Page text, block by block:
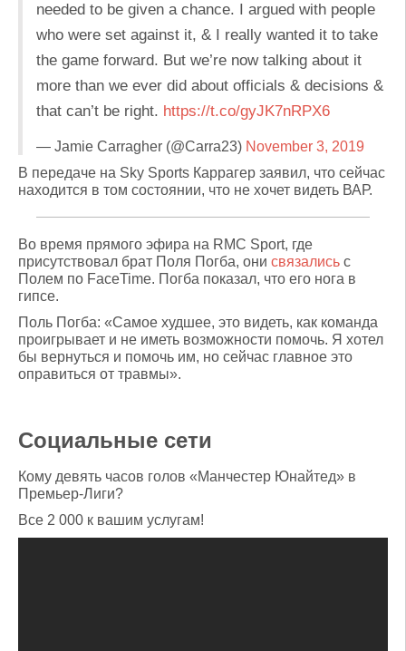
needed to be given a chance. I argued with people
who were set against it, & I really wanted it to take
the game forward. But we’re now talking about it
more than we ever did about officials & decisions &
that can’t be right. https://t.co/gyJK7nRPX6
— Jamie Carragher (@Carra23) November 3, 2019
В передаче на Sky Sports Каррагер заявил, что сейчас
находится в том состоянии, что не хочет видеть ВАР.
Во время прямого эфира на RMC Sport, где
присутствовал брат Поля Погба, они связались с
Полем по FaceTime. Погба показал, что его нога в
гипсе.
Поль Погба: «Самое худшее, это видеть, как команда
проигрывает и не иметь возможности помочь. Я хотел
бы вернуться и помочь им, но сейчас главное это
оправиться от травмы».
Социальные сети
Кому девять часов голов «Манчестер Юнайтед» в
Премьер-Лиги?
Все 2 000 к вашим услугам!